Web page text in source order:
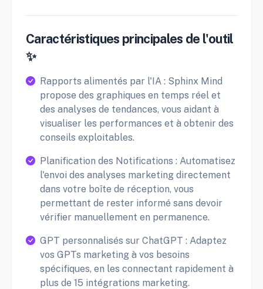
Caractéristiques principales de l'outil
✨
Rapports alimentés par l'IA : Sphinx Mind
propose des graphiques en temps réel et
des analyses de tendances, vous aidant à
visualiser les performances et à obtenir des
conseils exploitables.
Planification des Notifications : Automatisez
l'envoi des analyses marketing directement
dans votre boîte de réception, vous
permettant de rester informé sans devoir
vérifier manuellement en permanence.
GPT personnalisés sur ChatGPT : Adaptez
vos GPTs marketing à vos besoins
spécifiques, en les connectant rapidement à
plus de 15 intégrations marketing.